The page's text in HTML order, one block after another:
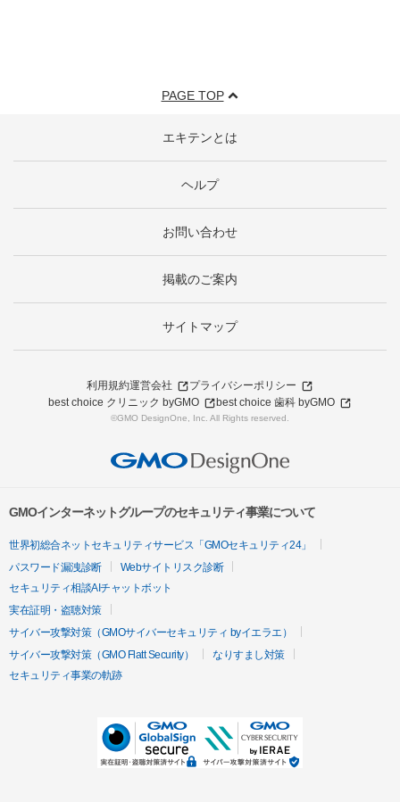
PAGE TOP
エキテンとは
ヘルプ
お問い合わせ
掲載のご案内
サイトマップ
利用規約運営会社
プライバシーポリシー
best choice クリニック byGMO
best choice 歯科 byGMO
©GMO DesignOne, Inc. All Rights reserved.
GMOインターネットグループのセキュリティ事業について
世界初総合ネットセキュリティサービス「GMOセキュリティ24」
パスワード漏洩診断
Webサイトリスク診断
セキュリティ相談AIチャットボット
実在証明・盗聴対策
サイバー攻撃対策（GMOサイバーセキュリティ byイエラエ）
サイバー攻撃対策（GMO Flatt Security）
なりすまし対策
セキュリティ事業の軌跡